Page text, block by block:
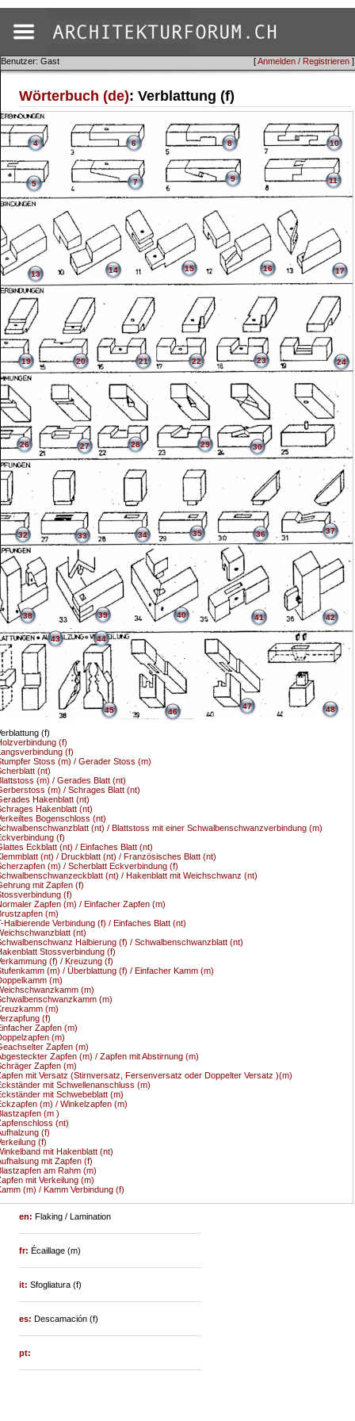
[Anmelden / Registrieren ]
Benutzer: Gast
Wörterbuch (de): Verblattung (f)
(f)
(f)
(f)
Stoss (m) / Gerader Stoss (m)
4
(nt)
5
(m) / Gerades Blatt (nt)
6
(m) / Schrages Blatt (nt)
7
Hakenblatt (nt)
8
Hakenblatt (nt)
9
Bogenschloss (nt)
10
(nt) / Blattstoss mit einer Schwalbenschwanzverbindung (m)
11
(f)
Eckblatt (nt) / Einfaches Blatt (nt)
13
(nt) / Druckblatt (nt) / Französisches Blatt (nt)
14
(m) / Scherblatt Eckverbindung (f)
15
(nt) / Hakenblatt mit Weichschwanz (nt)
16
mit Zapfen (f)
17
(f)
Zapfen (m) / Einfacher Zapfen (m)
19
(m)
20
Halbierende Verbindung (f) / Einfaches Blatt (nt)
21
(nt)
22
Halbierung (f) / Schwalbenschwanzblatt (nt)
23
Stossverbindung (f)
24
(f) / Kreuzung (f)
(m) / Überblattung (f) / Einfacher Kamm (m)
26
(m)
27
(m)
28
(m)
29
(m)
30
(f)
Zapfen (m)
32
(m)
33
Zapfen (m)
34
Zapfen (m) / Zapfen mit Abstirnung (m)
35
Zapfen (m)
36
mit Versatz (Stirnversatz, Fersenversatz oder Doppelter Versatz )(m)
37
mit Schwellenanschluss (m)
38
mit Schwebeblatt (m)
39
(m) / Winkelzapfen (m)
40
(m )
41
(nt)
42
(f)
43
(f)
44
mit Hakenblatt (nt)
45
mit Zapfen (f)
46
am Rahm (m)
47
mit Verkeilung (m)
48
(m) / Kamm Verbindung (f)
en:Flaking / Lamination
fr:Écaillage (m)
it:Sfogliatura (f)
es:Descamación (f)
pt: